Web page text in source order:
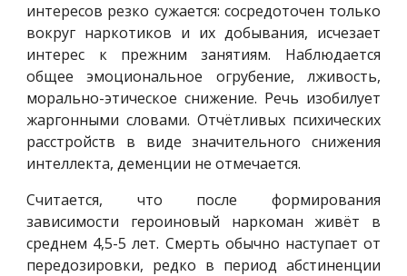
интересов резко сужается: сосредоточен только
вокруг наркотиков и их добывания, исчезает
интерес к прежним занятиям. Наблюдается
общее эмоциональное огрубение, лживость,
морально-этическое снижение. Речь изобилует
жаргонными словами. Отчётливых психических
расстройств в виде значительного снижения
интеллекта, деменции не отмечается.
Считается, что после формирования
зависимости героиновый наркоман живёт в
среднем 4,5-5 лет. Смерть обычно наступает от
передозировки, редко в период абстиненции